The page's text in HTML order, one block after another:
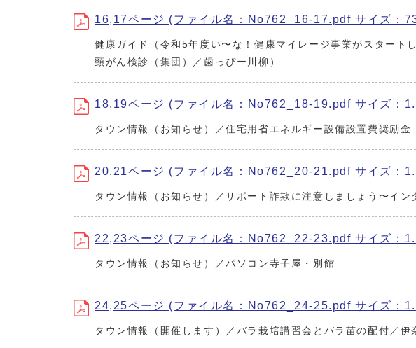
16,17ページ (ファイル名：No762_16-17.pdf サイズ：
健康ガイド（令和5年度い〜な！健康マイレージ事業がスタート
頸がん検診（集団）／歯っぴー川柳）
18,19ページ (ファイル名：No762_18-19.pdf サイズ：
タウン情報（お知らせ）／住宅用省エネルギー設備設置費奨励金
20,21ページ (ファイル名：No762_20-21.pdf サイズ：
タウン情報（お知らせ）／サポート詐欺に注意しましょう〜イン
22,23ページ (ファイル名：No762_22-23.pdf サイズ：
タウン情報（お知らせ）／パソコン寺子屋・別館
24,25ページ (ファイル名：No762_24-25.pdf サイズ：
タウン情報（開催します）／バラ栽培講習会とバラ苗の配付／伊